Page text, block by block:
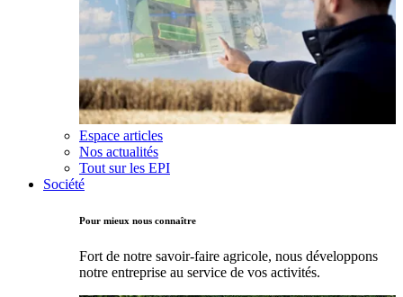
Espace articles
Nos actualités
Tout sur les EPI
Société
Pour mieux nous connaître
Fort de notre savoir-faire agricole, nous développons
notre entreprise au service de vos activités.